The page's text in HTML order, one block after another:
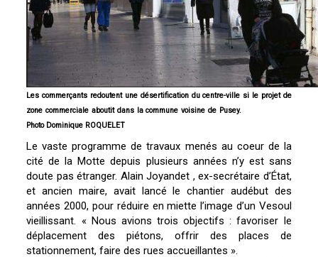
Les commerçants redoutent une désertification du centre-ville si le projet de
zone commerciale aboutit dans la commune voisine de Pusey.
Photo Dominique ROQUELET
Le vaste programme de travaux menés au coeur de la
cité de la Motte depuis plusieurs années n’y est sans
doute pas étranger. Alain Joyandet , ex-secrétaire d’État,
et ancien maire, avait lancé le chantier audébut des
années 2000, pour réduire en miette l’image d’un Vesoul
vieillissant. « Nous avions trois objectifs : favoriser le
déplacement des piétons, offrir des places de
stationnement, faire des rues accueillantes ».